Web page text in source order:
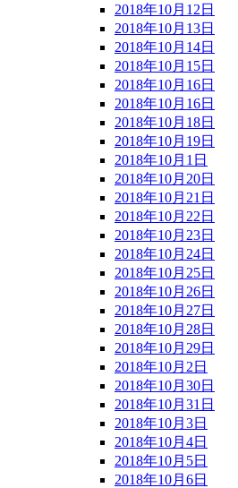
2018年10月12日
2018年10月13日
2018年10月14日
2018年10月15日
2018年10月16日
2018年10月16日
2018年10月18日
2018年10月19日
2018年10月1日
2018年10月20日
2018年10月21日
2018年10月22日
2018年10月23日
2018年10月24日
2018年10月25日
2018年10月26日
2018年10月27日
2018年10月28日
2018年10月29日
2018年10月2日
2018年10月30日
2018年10月31日
2018年10月3日
2018年10月4日
2018年10月5日
2018年10月6日